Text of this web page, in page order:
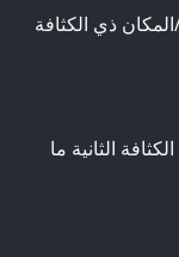
ذي الكثافة
الثانية ما